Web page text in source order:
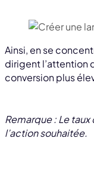
Ainsi, en se
dirigent l’attention
conversion plus
Remarque : Le
l’action souhaitée.